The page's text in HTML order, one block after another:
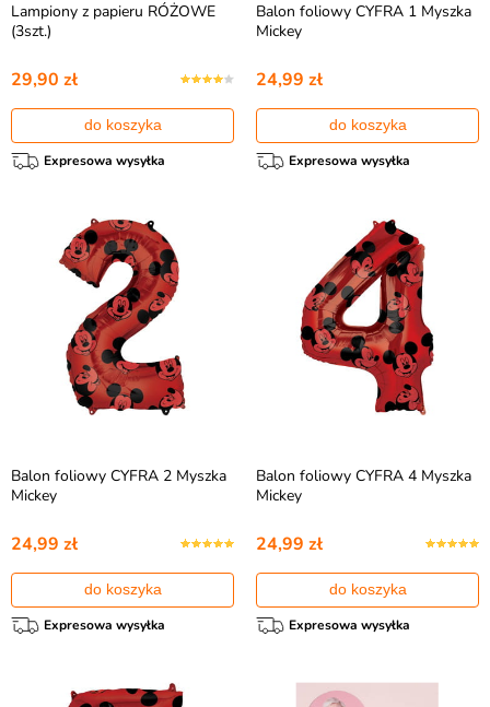
Lampiony z papieru RÓŻOWE
(3szt.)
29,90 zł
do koszyka
Expresowa wysyłka
Balon foliowy CYFRA 1 Myszka
Mickey
24,99 zł
do koszyka
Expresowa wysyłka
Balon foliowy CYFRA 2 Myszka
Mickey
24,99 zł
do koszyka
Expresowa wysyłka
Balon foliowy CYFRA 4 Myszka
Mickey
24,99 zł
do koszyka
Expresowa wysyłka